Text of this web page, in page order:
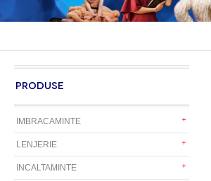
PRODUSE
IMBRACAMINTE
LENJERIE
INCALTAMINTE